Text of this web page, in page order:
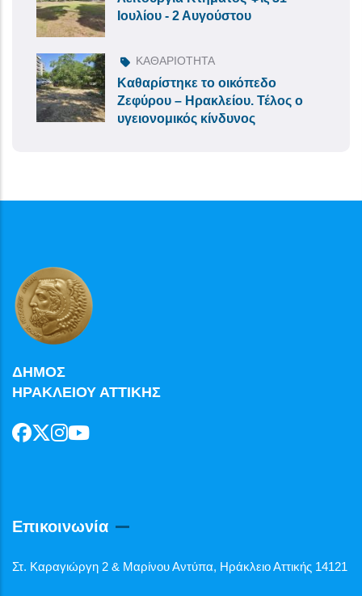
Ιουλίου - 2 Αυγούστου
ΚΑΘΑΡΙΟΤΗΤΑ
Καθαρίστηκε το οικόπεδο
Ζεφύρου – Ηρακλείου. Τέλος ο
υγειονομικός κίνδυνος
ΔΗΜΟΣ
ΗΡΑΚΛΕΙΟΥ ΑΤΤΙΚΗΣ
Επικοινωνία
Στ. Καραγιώργη 2 & Μαρίνου Αντύπα, Ηράκλειο Αττικής 14121